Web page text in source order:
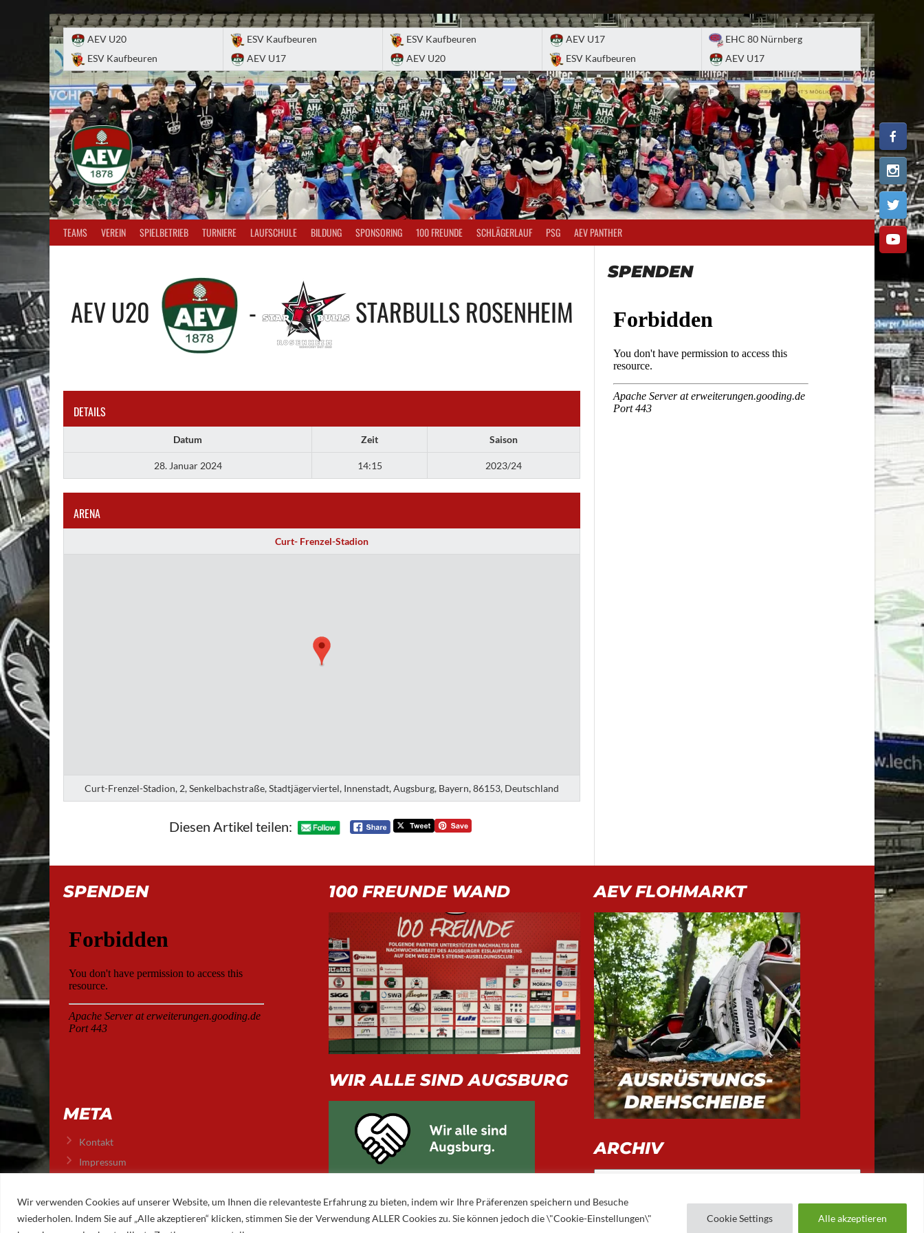
Wir verwenden Cookies auf unserer Website, um Ihnen die relevanteste Erfahrung zu bieten, indem wir Ihre Präferenzen speichern und Besuche
wiederholen. Indem Sie auf „Alle akzeptieren“ klicken, stimmen Sie der Verwendung ALLER Cookies zu. Sie können jedoch die \"Cookie-Einstellungen\"
Cookie Settings Alle akzeptieren
AEV U20
ESV Kaufbeuren
ESV Kaufbeuren
AEV U17
ESV Kaufbeuren
AEV U20
AEV U17
ESV Kaufbeuren
EHC 80 Nürnberg
AEV U17
TEAMS VEREIN SPIELBETRIEB TURNIERE LAUFSCHULE BILDUNG SPONSORING 100 FREUNDE SCHLÄGERLAUF PSG AEV PANTHER
AEV U20 - STARBULLS ROSENHEIM
DETAILS
Datum Zeit Saison
28. Januar 2024 14:15 2023/24
ARENA
Curt- Frenzel-Stadion
Curt-Frenzel-Stadion, 2, Senkelbachstraße, Stadtjägerviertel, Innenstadt, Augsburg, Bayern, 86153, Deutschland
Diesen Artikel teilen:
SPENDEN
SPENDEN
META
Kontakt
Impressum
100 FREUNDE WAND
WIR ALLE SIND AUGSBURG
AEV FLOHMARKT
ARCHIV
Archiv
© 2026 AUGSBURGER EISLAUFVEREIN E.V. AUGSBURGER EV